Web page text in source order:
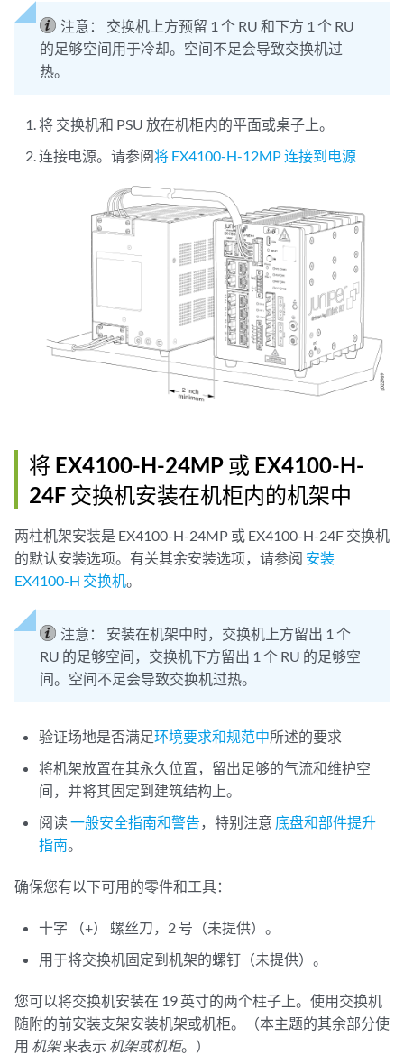
注意：
交换机上方预留 1 个 RU 和下方 1 个 RU
的足够空间用于冷却。空间不足会导致交换机过
热。
将 交换机和 PSU 放在机柜内的平面或桌子上。
连接电源。请参阅将 EX4100-H-12MP 连接到电源
将 EX4100-H-24MP 或 EX4100-H-
24F 交换机安装在机柜内的机架中
两柱机架安装是 EX4100-H-24MP 或 EX4100-H-24F 交换机
的默认安装选项。有关其余安装选项，请参阅 安装
EX4100-H 交换机。
注意：
安装在机架中时，交换机上方留出 1 个
RU 的足够空间，交换机下方留出 1 个 RU 的足够空
间。空间不足会导致交换机过热。
验证场地是否满足环境要求和规范中所述的要求
将机架放置在其永久位置，留出足够的气流和维护空
间，并将其固定到建筑结构上。
阅读一般安全指南和警告，特别注意 底盘和部件提升
指南。
确保您有以下可用的零件和工具：
十字 （+） 螺丝刀，2 号（未提供）。
用于将交换机固定到机架的螺钉（未提供）。
您可以将交换机安装在 19 英寸的两个柱子上。使用交换机
随附的前安装支架安装机架或机柜。（本主题的其余部分使
用 机架来表示 机架或机柜。）